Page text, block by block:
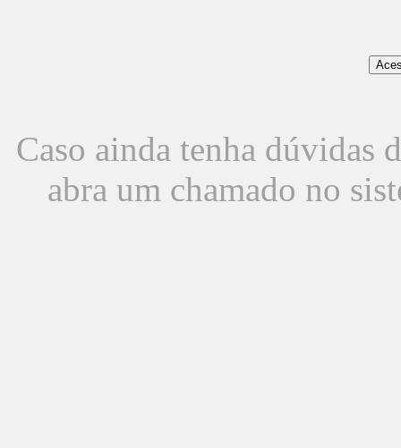
Caso ainda tenha dúvidas
abra um chamado no